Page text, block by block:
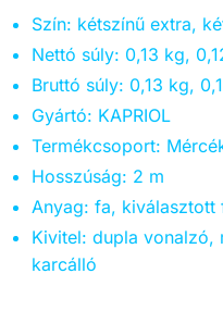
Szín: kétszínű extra,
Nettó súly: 0,13 kg,
Bruttó súly: 0,13 kg,
Gyártó: KAPRIOL
Termékcsoport:
Hosszúság: 2 m
Anyag: fa, kiválasztott
Kivitel: dupla vonalzó,
karcálló